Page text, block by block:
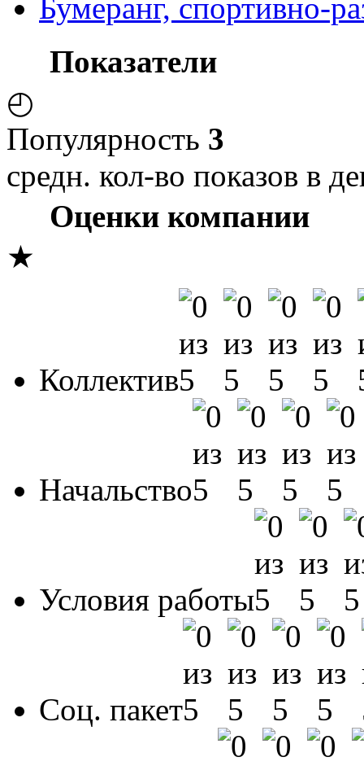
Бумеранг, спортивно-
Показатели
◴
Популярность 3
средн. кол-во показов в
Оценки компании
★
Коллектив
Начальство
Условия работы
Соц. пакет